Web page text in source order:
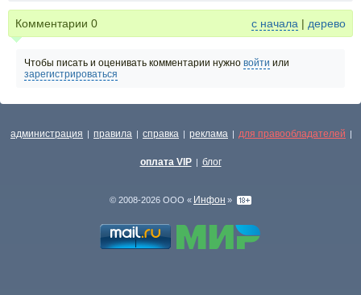
Комментарии 0 с начала | дерево
Чтобы писать и оценивать комментарии нужно войти или
зарегистрироваться
администрация | правила | справка | реклама | для правообладателей |
оплата VIP | блог
© 2008-2026 ООО « Инфон »